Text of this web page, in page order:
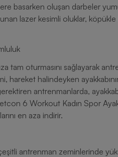
basarken oluşan darbeler
lazer kesimli oluklar,
tam oturmasını sağlayarak
halindeyken
antrenmanlarda,
6 Workout Kadın Spor
en aza indirir.
antrenman zeminlerinde